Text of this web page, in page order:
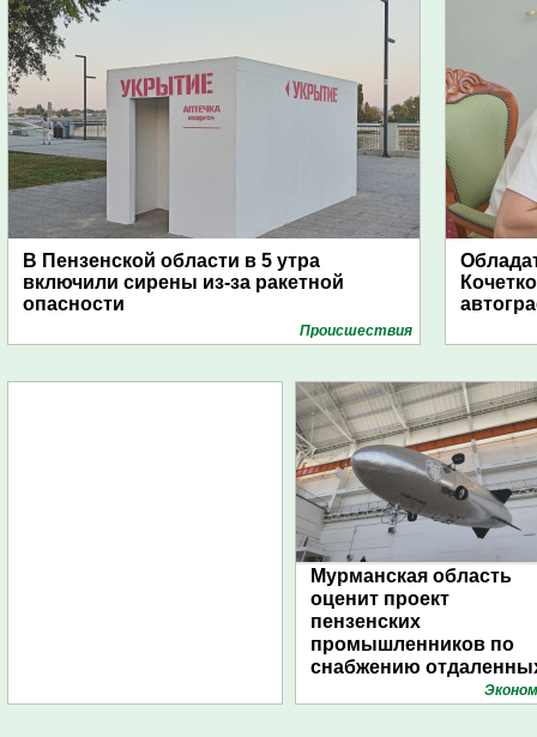
В Пензенской области в 5 утра
включили сирены из-за ракетной
опасности
Проиcшествия
Мурманская область
оценит проект
пензенских
промышленников по
снабжению
поселений с помощью